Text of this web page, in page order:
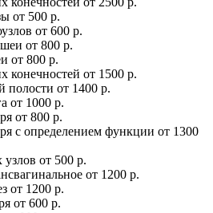
от 500 р.
от 600 р.
от 800 р.
от 800 р.
конечностей от 1500 р.
полости от 1400 р.
от 1000 р.
от 800 р.
с определением функции от 1300
от 500 р.
от 1200 р.
от 1200 р.
от 600 р.